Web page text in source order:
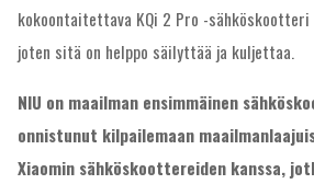
kokoontaitettava KQi 2 Pro -sähköskootteri
joten sitä on helppo säilyttää ja kuljettaa.
NIU on maailman ensimmäinen
onnistunut kilpailemaan
Xiaomin sähköskoottereiden kanssa,